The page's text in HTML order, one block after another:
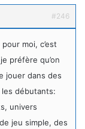
#246
moi, c’est
préfère qu’on
jouer dans des
les débutants:
univers
jeu simple, des